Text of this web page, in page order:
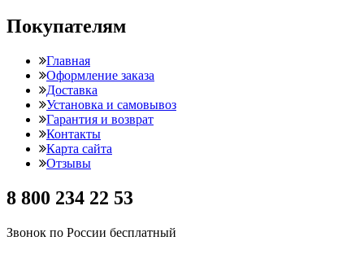
Покупателям
Главная
Оформление заказа
Доставка
Установка и самовывоз
Гарантия и возврат
Контакты
Карта сайта
Отзывы
8 800 234 22 53
Звонок по России бесплатный